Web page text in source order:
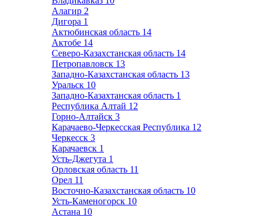
Алагир 2
Дигора 1
Актюбинская область 14
Актобе 14
Северо-Казахстанская область 14
Петропавловск 13
Западно-Казахстанская область 13
Уральск 10
Западно-Казахтанская область 1
Республика Алтай 12
Горно-Алтайск 3
Карачаево-Черкесская Республика 12
Черкесск 3
Карачаевск 1
Усть-Джегута 1
Орловская область 11
Орел 11
Восточно-Казахстанская область 10
Усть-Каменогорск 10
Астана 10